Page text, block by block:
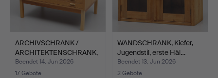
ARCHIVSCHRANK /
ARCHITEKTENSCHRANK,
zweite…
Beendet 14. Jun 2026
17 Gebote
WANDSCHRANK, Kiefer,
Jugendstil, erste Häl…
Beendet 13. Jun 2026
2 Gebote